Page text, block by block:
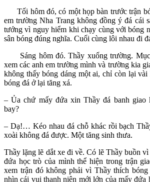
Tối hôm đó, có một họp bàn trước trận
em trường Nha Trang không đồng ý đá cái
tướng vì nguy hiểm khi chạy cùng với bóng
sân bóng đúng nghĩa. Cuối cùng lôi nhau đi
Sáng hôm đó. Thầy xuống trường. Mục
xem các anh em trường mình và trường kia
không thấy bóng dáng một ai, chỉ còn lại
bóng đá ở lại tăng xá.
– Ủa chứ mấy đứa xin Thầy đá banh giao
bay?
– Dạ!… Kéo nhau đá chỗ khác rồi bạch
xoài không đá được. Một tăng sinh thưa.
Thầy lặng lẽ dắt xe đi về. Có lẽ Thầy buồn
đứa học trò của mình thể hiện trong trận
xem trận đó không phải vì Thầy thích
nhìn cái vui thanh niên mới lớn của mấy đứa